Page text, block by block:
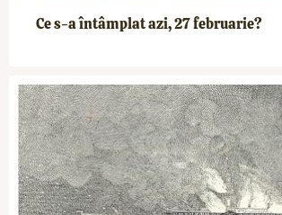
Ce s-a întâmplat azi, 27 februarie?